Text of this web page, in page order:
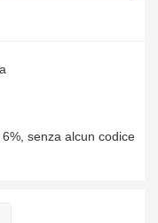
senza alcun codice